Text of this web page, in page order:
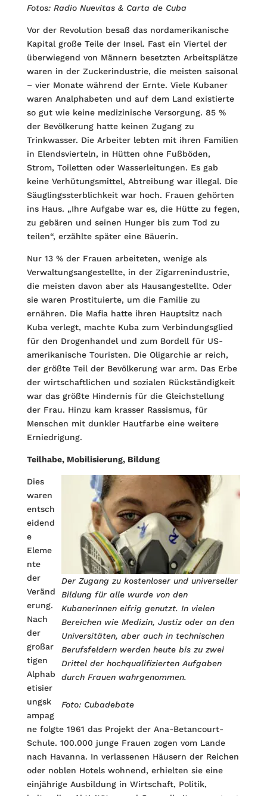
Fotos: Radio Nuevitas & Carta de Cuba
Vor der Revolution besaß das nordamerikanische
Kapital große Teile der Insel. Fast ein Viertel der
überwiegend von Männern besetzten Arbeitsplätze
waren in der Zuckerindustrie, die meisten saisonal
– vier Monate während der Ernte. Viele Kubaner
waren Analphabeten und auf dem Land existierte
so gut wie keine medizinische Versorgung. 85 %
der Bevölkerung hatte keinen Zugang zu
Trinkwasser. Die Arbeiter lebten mit ihren Familien
in Elendsvierteln, in Hütten ohne Fußböden,
Strom, Toiletten oder Wasserleitungen. Es gab
keine Verhütungsmittel, Abtreibung war illegal. Die
Säuglingssterblichkeit war hoch. Frauen gehörten
ins Haus. „Ihre Aufgabe war es, die Hütte zu fegen,
zu gebären und seinen Hunger bis zum Tod zu
teilen“, erzählte später eine Bäuerin.
Nur 13 % der Frauen arbeiteten, wenige als
Verwaltungsangestellte, in der Zigarrenindustrie,
die meisten davon aber als Hausangestellte. Oder
sie waren Prostituierte, um die Familie zu
ernähren. Die Mafia hatte ihren Hauptsitz nach
Kuba verlegt, machte Kuba zum Verbindungsglied
für den Drogenhandel und zum Bordell für US-
amerikanische Touristen. Die Oligarchie ar reich,
der größte Teil der Bevölkerung war arm. Das Erbe
der wirtschaftlichen und sozialen Rückständigkeit
war das größte Hindernis für die Gleichstellung
der Frau. Hinzu kam krasser Rassismus, für
Menschen mit dunkler Hautfarbe eine weitere
Erniedrigung.
Teilhabe, Mobilisierung, Bildung
Der Zugang zu kostenloser und universeller
Bildung für alle wurde von den
Kubanerinnen eifrig genutzt. In vielen
Bereichen wie Medizin, Justiz oder an den
Universitäten, aber auch in technischen
Berufsfeldern werden heute bis zu zwei
Drittel der hochqualifizierten Aufgaben
durch Frauen wahrgenommen.
Foto: Cubadebate
Dies
waren
entsch
eidend
e
Eleme
nte
der
Veränd
erung.
Nach
der
großar
tigen
Alphab
etisier
ungsk
ampag
ne folgte 1961 das Projekt der Ana-Betancourt-
Schule. 100.000 junge Frauen zogen vom Lande
nach Havanna. In verlassenen Häusern der Reichen
oder noblen Hotels wohnend, erhielten sie eine
einjährige Ausbildung in Wirtschaft, Politik,